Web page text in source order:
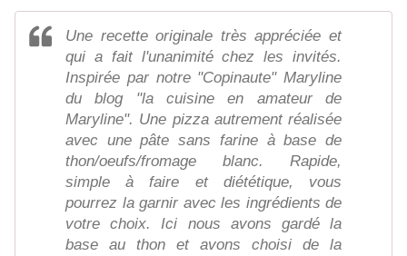
Une recette originale très appréciée et
qui a fait l'unanimité chez les invités.
Inspirée par notre "Copinaute" Maryline
du blog "la cuisine en amateur de
Maryline". Une pizza autrement réalisée
avec une pâte sans farine à base de
thon/oeufs/fromage blanc. Rapide,
simple à faire et diététique, vous
pourrez la garnir avec les ingrédients de
votre choix. Ici nous avons gardé la
base au thon et avons choisi de la